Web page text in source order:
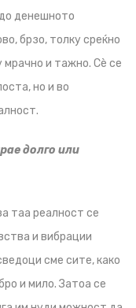
денешното
брзо, толку среќно
мрачно и тажно. Сѐ се
но и во
долго или
таа реалност се
и вибрации
сме сите, како
и мило. Затоа се